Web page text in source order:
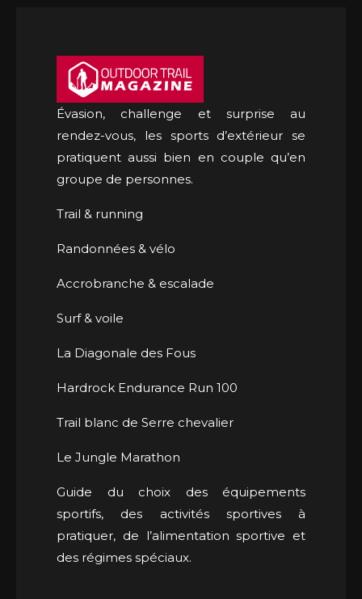
Évasion, challenge et surprise au
rendez-vous, les sports d’extérieur se
pratiquent aussi bien en couple qu’en
groupe de personnes.
Trail & running
Randonnées & vélo
Accrobranche & escalade
Surf & voile
La Diagonale des Fous
Hardrock Endurance Run 100
Trail blanc de Serre chevalier
Le Jungle Marathon
Guide du choix des équipements
sportifs, des activités sportives à
pratiquer, de l’alimentation sportive et
des régimes spéciaux.